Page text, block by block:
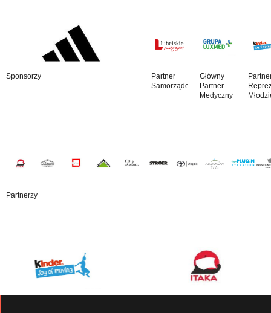
Sponsorzy
Partner
Samorządowy
Główny
Partner
Medyczny
Partnerzy